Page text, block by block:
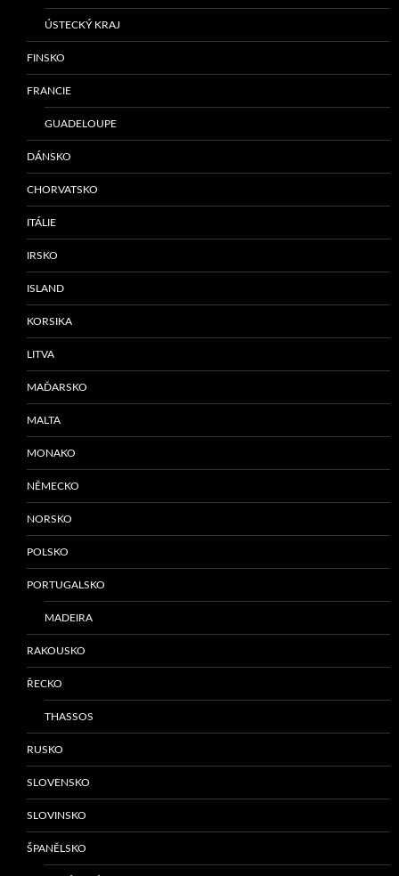
ÚSTECKÝ KRAJ
FINSKO
FRANCIE
GUADELOUPE
DÁNSKO
CHORVATSKO
ITÁLIE
IRSKO
ISLAND
KORSIKA
LITVA
MAĎARSKO
MALTA
MONAKO
NĚMECKO
NORSKO
POLSKO
PORTUGALSKO
MADEIRA
RAKOUSKO
ŘECKO
THASSOS
RUSKO
SLOVENSKO
SLOVINSKO
ŠPANĚLSKO